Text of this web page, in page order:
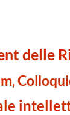
delle